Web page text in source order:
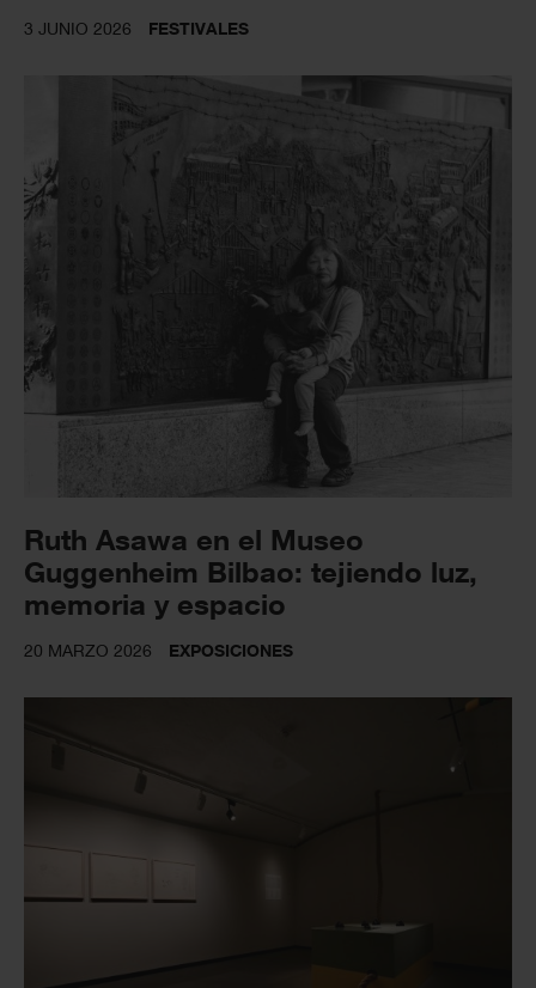
3 JUNIO 2026 FESTIVALES
Ruth Asawa en el Museo
Guggenheim Bilbao: tejiendo luz,
memoria y espacio
20 MARZO 2026 EXPOSICIONES